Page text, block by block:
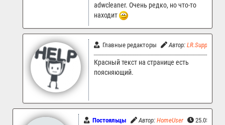
adwcleaner. Очень редко, но что-то
находит
Главные редакторы Автор: LR.Support
Красный текст на странице есть
поясняющий.
Постояльцы Автор: HomeUser